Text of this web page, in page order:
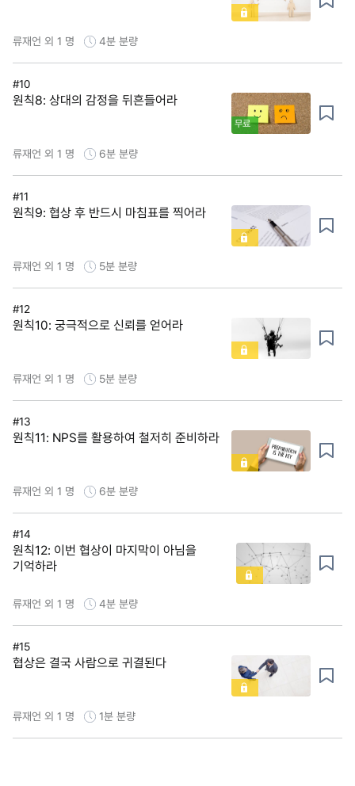
류재언 외 1 명 4분 분량
#10
원칙8: 상대의 감정을 뒤흔들어라
무료
류재언 외 1 명 6분 분량
#11
원칙9: 협상 후 반드시 마침표를 찍어라
류재언 외 1 명 5분 분량
#12
원칙10: 궁극적으로 신뢰를 얻어라
류재언 외 1 명 5분 분량
#13
원칙11: NPS를 활용하여 철저히 준비하라
류재언 외 1 명 6분 분량
#14
원칙12: 이번 협상이 마지막이 아님을
기억하라
류재언 외 1 명 4분 분량
#15
협상은 결국 사람으로 귀결된다
류재언 외 1 명 1분 분량